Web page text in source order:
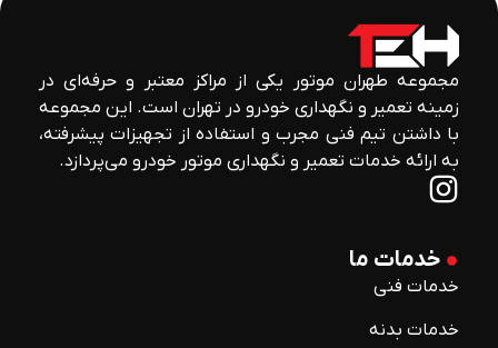
مجموعه طهران موتور یکی از مراکز معتبر و حرفه‌ای در
زمینه تعمیر و نگهداری خودرو در تهران است. این مجموعه
با داشتن تیم فنی مجرب و استفاده از تجهیزات پیشرفته،
به ارائه خدمات تعمیر و نگهداری موتور خودرو می‌پردازد.
خدمات ما
خدمات فنی
خدمات بدنه